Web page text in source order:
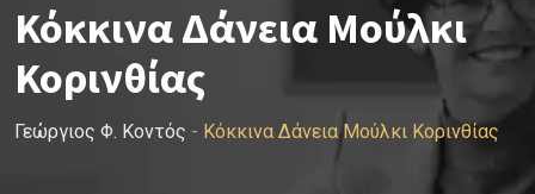
Κόκκινα Δάνεια Μούλκι
Κορινθίας
Γεώργιος Φ. Κοντός - Κόκκινα Δάνεια Μούλκι Κορινθίας